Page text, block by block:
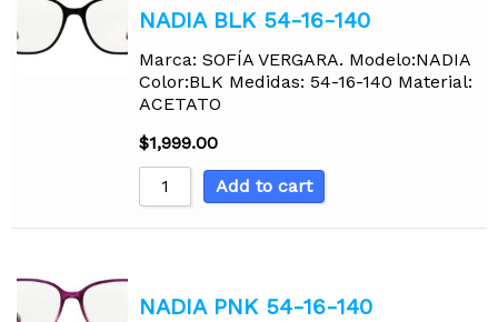
NADIA BLK 54-16-140
Marca: SOFÍA VERGARA. Modelo:NADIA
Color:BLK Medidas: 54-16-140 Material:
ACETATO
$1,999.00
Add to cart
NADIA PNK 54-16-140